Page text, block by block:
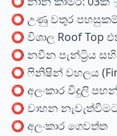
⭕ උණු වතුර
⭕ විශාල Roof Top
⭕ නවීන පැන්ට්‍රිය
⭕ ෆිනිෂින් වහලය
⭕ අලංකාර විදුලි
⭕ වාහන
⭕ අලංකාර ගෙවත්ත